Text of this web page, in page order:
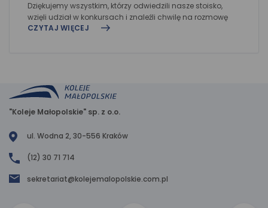
Dziękujemy wszystkim, którzy odwiedzili nasze stoisko,
wzięli udział w konkursach i znaleźli chwilę na rozmowę
CZYTAJ WIĘCEJ
"Koleje Małopolskie" sp. z o.o.
ul. Wodna 2, 30-556 Kraków
(12) 30 71 714
sekretariat@kolejemalopolskie.com.pl